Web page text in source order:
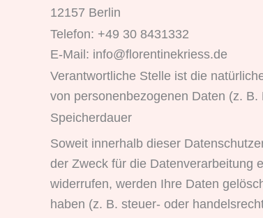
12157 Berlin
Telefon: +49 30 8431332
E-Mail: info@florentinekriess.de
Verantwortliche Stelle ist die
von personenbezogenen Daten (z.
Speicherdauer
Soweit innerhalb dieser
der Zweck für die Datenverarbeitung
widerrufen, werden Ihre Daten
haben (z. B. steuer- oder